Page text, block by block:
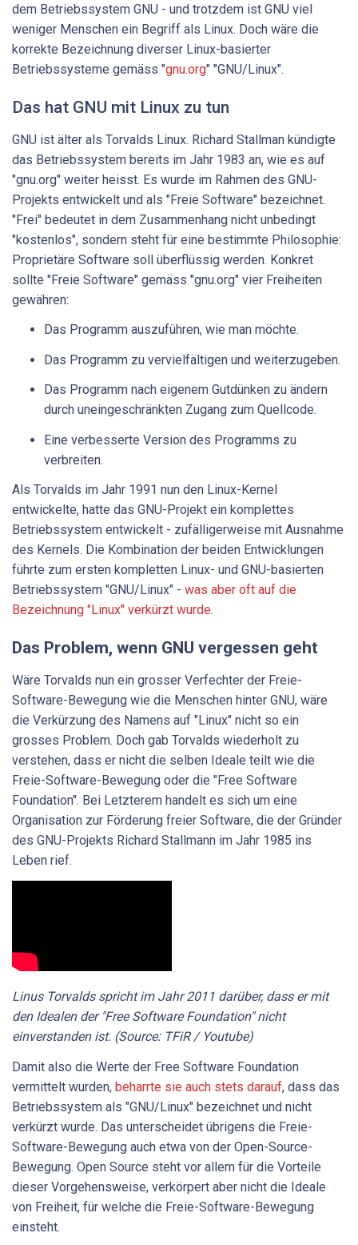
dem Betriebssystem GNU - und trotzdem ist GNU viel
weniger Menschen ein Begriff als Linux. Doch wäre die
korrekte Bezeichnung diverser Linux-basierter
Betriebssysteme gemäss "gnu.org" "GNU/Linux".
Das hat GNU mit Linux zu tun
GNU ist älter als Torvalds Linux. Richard Stallman kündigte
das Betriebssystem bereits im Jahr 1983 an, wie es auf
"gnu.org" weiter heisst. Es wurde im Rahmen des GNU-
Projekts entwickelt und als "Freie Software" bezeichnet.
"Frei" bedeutet in dem Zusammenhang nicht unbedingt
"kostenlos", sondern steht für eine bestimmte Philosophie:
Proprietäre Software soll überflüssig werden. Konkret
sollte "Freie Software" gemäss "gnu.org" vier Freiheiten
gewähren:
Das Programm auszuführen, wie man möchte.
Das Programm zu vervielfältigen und weiterzugeben.
Das Programm nach eigenem Gutdünken zu ändern
durch uneingeschränkten Zugang zum Quellcode.
Eine verbesserte Version des Programms zu
verbreiten.
Als Torvalds im Jahr 1991 nun den Linux-Kernel
entwickelte, hatte das GNU-Projekt ein komplettes
Betriebssystem entwickelt - zufälligerweise mit Ausnahme
des Kernels. Die Kombination der beiden Entwicklungen
führte zum ersten kompletten Linux- und GNU-basierten
Betriebssystem "GNU/Linux" - was aber oft auf die
Bezeichnung "Linux" verkürzt wurde.
Das Problem, wenn GNU vergessen geht
Wäre Torvalds nun ein grosser Verfechter der Freie-
Software-Bewegung wie die Menschen hinter GNU, wäre
die Verkürzung des Namens auf "Linux" nicht so ein
grosses Problem. Doch gab Torvalds wiederholt zu
verstehen, dass er nicht die selben Ideale teilt wie die
Freie-Software-Bewegung oder die "Free Software
Foundation". Bei Letzterem handelt es sich um eine
Organisation zur Förderung freier Software, die der Gründer
des GNU-Projekts Richard Stallmann im Jahr 1985 ins
Leben rief.
Linus Torvalds spricht im Jahr 2011 darüber, dass er mit
den Idealen der "Free Software Foundation" nicht
einverstanden ist. (Source: TFiR / Youtube)
Damit also die Werte der Free Software Foundation
vermittelt wurden, beharrte sie auch stets darauf, dass das
Betriebssystem als "GNU/Linux" bezeichnet und nicht
verkürzt wurde. Das unterscheidet übrigens die Freie-
Software-Bewegung auch etwa von der Open-Source-
Bewegung. Open Source steht vor allem für die Vorteile
dieser Vorgehensweise, verkörpert aber nicht die Ideale
von Freiheit, für welche die Freie-Software-Bewegung
einsteht.